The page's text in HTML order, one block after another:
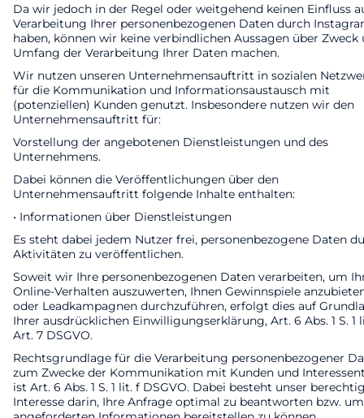
Da wir jedoch in der Regel oder weitgehend keinen Einfluss
Verarbeitung Ihrer personenbezogenen Daten durch
haben, können wir keine verbindlichen Aussagen über Zweck
Umfang der Verarbeitung Ihrer Daten machen.
Wir nutzen unseren Unternehmensauftritt in sozialen
für die Kommunikation und Informationsaustausch mit
(potenziellen) Kunden genutzt. Insbesondere nutzen wir den
Unternehmensauftritt für:
Vorstellung der angebotenen Dienstleistungen und des
Unternehmens.
Dabei können die Veröffentlichungen über den
Unternehmensauftritt folgende Inhalte enthalten:
• Informationen über Dienstleistungen
Es steht dabei jedem Nutzer frei, personenbezogene Daten
Aktivitäten zu veröffentlichen.
Soweit wir Ihre personenbezogenen Daten verarbeiten, um
Online-Verhalten auszuwerten, Ihnen Gewinnspiele
oder Leadkampagnen durchzuführen, erfolgt dies auf
Ihrer ausdrücklichen Einwilligungserklärung, Art. 6 Abs. 1 S. 1
Art. 7 DSGVO.
Rechtsgrundlage für die Verarbeitung personenbezogener
zum Zwecke der Kommunikation mit Kunden und
ist Art. 6 Abs. 1 S. 1 lit. f DSGVO. Dabei besteht unser
Interesse darin, Ihre Anfrage optimal zu beantworten bzw.